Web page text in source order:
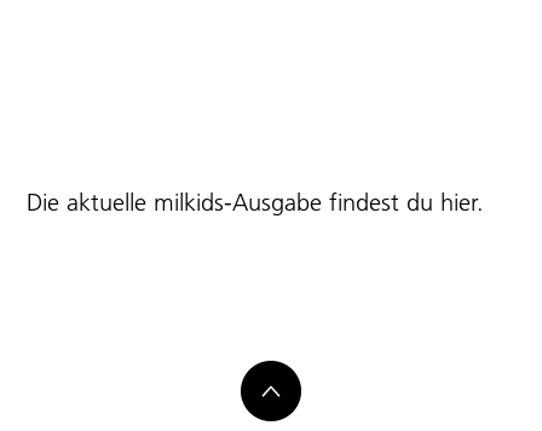
Die aktuelle milkids-Ausgabe findest du hier.